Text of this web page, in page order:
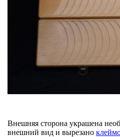
Внешняя сторона украшена
внешний вид и вырезано